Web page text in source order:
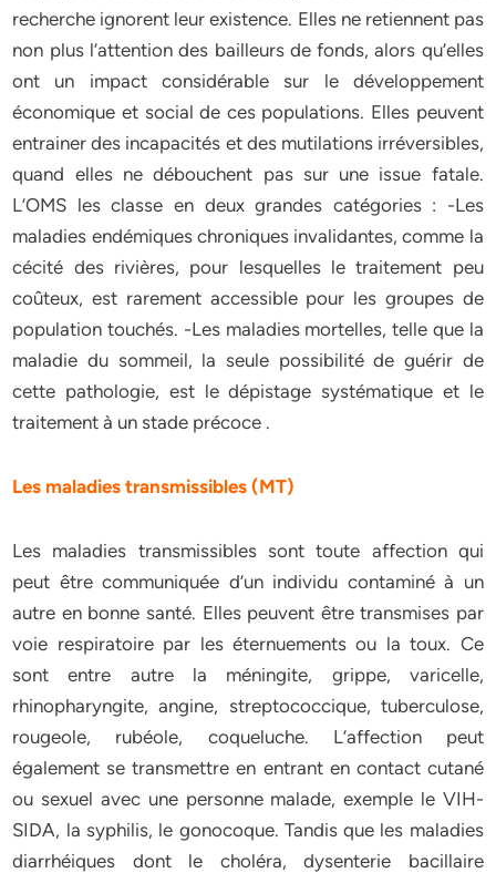
recherche ignorent leur existence. Elles ne retiennent pas
non plus l’attention des bailleurs de fonds, alors qu’elles
ont un impact considérable sur le développement
économique et social de ces populations. Elles peuvent
entrainer des incapacités et des mutilations irréversibles,
quand elles ne débouchent pas sur une issue fatale.
L’OMS les classe en deux grandes catégories : -Les
maladies endémiques chroniques invalidantes, comme la
cécité des rivières, pour lesquelles le traitement peu
coûteux, est rarement accessible pour les groupes de
population touchés. -Les maladies mortelles, telle que la
maladie du sommeil, la seule possibilité de guérir de
cette pathologie, est le dépistage systématique et le
traitement à un stade précoce .
Les maladies transmissibles (MT)
Les maladies transmissibles sont toute affection qui
peut être communiquée d’un individu contaminé à un
autre en bonne santé. Elles peuvent être transmises par
voie respiratoire par les éternuements ou la toux. Ce
sont entre autre la méningite, grippe, varicelle,
rhinopharyngite, angine, streptococcique, tuberculose,
rougeole, rubéole, coqueluche. L’affection peut
également se transmettre en entrant en contact cutané
ou sexuel avec une personne malade, exemple le VIH-
SIDA, la syphilis, le gonocoque. Tandis que les maladies
diarrhéiques dont le choléra, dysenterie bacillaire